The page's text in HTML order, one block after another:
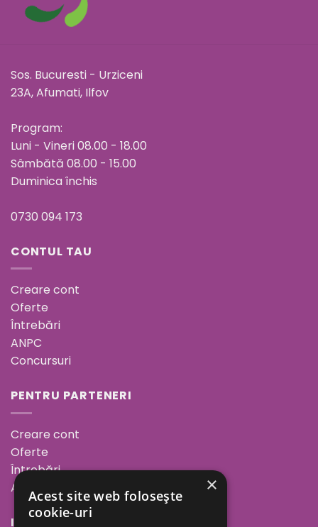
Sos. Bucuresti - Urziceni
23A, Afumati, Ilfov
Program:
Luni - Vineri 08.00 - 18.00
Sâmbătă 08.00 - 15.00
Duminica închis
0730 094 173
CONTUL TAU
Creare cont
Oferte
Întrebări
ANPC
Concursuri
PENTRU PARTENERI
Creare cont
Oferte
Întrebări
ANPC
INFORMAȚII
×
Acest site web folosește
cookie-uri